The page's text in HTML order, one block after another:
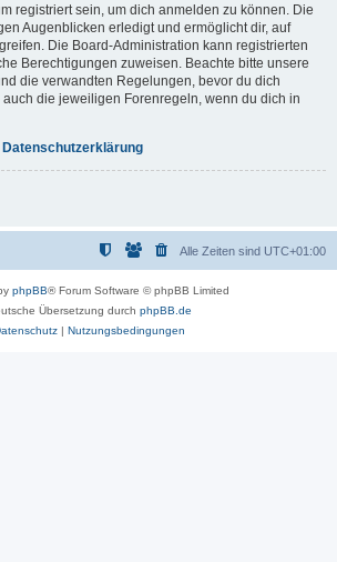
registriert sein, um dich anmelden zu können. Die
Augenblicken erledigt und ermöglicht dir, auf
Die Board-Administration kann registrierten
Berechtigungen zuweisen. Beachte bitte unsere
die verwandten Regelungen, bevor du dich
die jeweiligen Forenregeln, wenn du dich in
Datenschutzerklärung
Alle Zeiten sind UTC+01:00
phpBB® Forum Software © phpBB Limited
Übersetzung durch phpBB.de
| Nutzungsbedingungen